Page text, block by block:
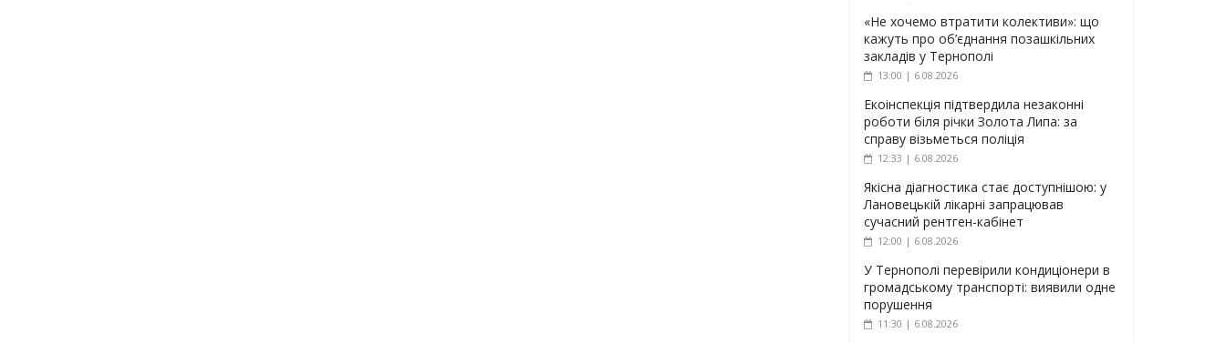
«Не хочемо втратити колективи»: що
кажуть про об’єднання позашкільних
закладів у Тернополі
13:00 | 6.08.2026
Екоінспекція підтвердила незаконні
роботи біля річки Золота Липа: за
справу візьметься поліція
12:33 | 6.08.2026
Якісна діагностика стає доступнішою: у
Лановецькій лікарні запрацював
сучасний рентген-кабінет
12:00 | 6.08.2026
У Тернополі перевірили кондиціонери в
громадському транспорті: виявили одне
порушення
11:30 | 6.08.2026